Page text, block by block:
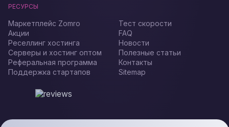
РЕСУРСЫ
Маркетплейс Zomro
Акции
Реселлинг хостинга
Серверы и хостинг оптом
Реферальная программа
Поддержка стартапов
Тест скорости
FAQ
Новости
Полезные статьи
Контакты
Sitemap